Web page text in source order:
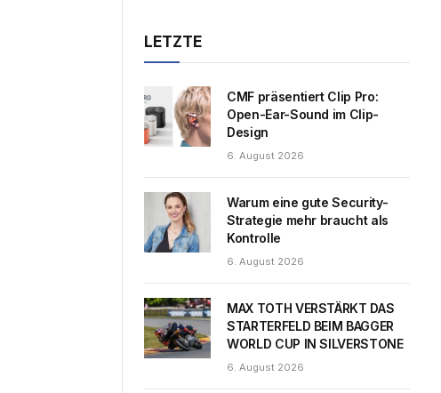
LETZTE
CMF präsentiert Clip Pro:
Open-Ear-Sound im Clip-
Design
6. August 2026
Warum eine gute Security-
Strategie mehr braucht als
Kontrolle
6. August 2026
MAX TOTH VERSTÄRKT DAS
STARTERFELD BEIM BAGGER
WORLD CUP IN SILVERSTONE
6. August 2026